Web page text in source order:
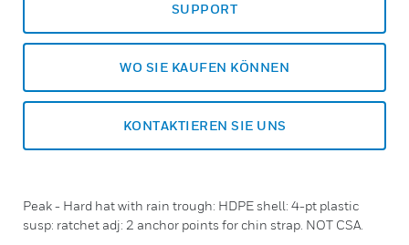
SUPPORT
WO SIE KAUFEN KÖNNEN
KONTAKTIEREN SIE UNS
Peak - Hard hat with rain trough: HDPE shell: 4-pt plastic
susp: ratchet adj: 2 anchor points for chin strap. NOT CSA.